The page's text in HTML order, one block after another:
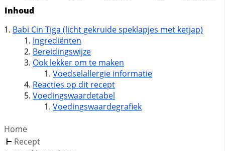
Inhoud
Babi Cin Tiga (licht gekruide speklapjes met ketjap)
Ingrediënten
Bereidingswijze
Ook lekker om te maken
Voedselallergie informatie
Reacties op dit recept
Voedingswaardetabel
Voedingswaardegrafiek
Home
Recept